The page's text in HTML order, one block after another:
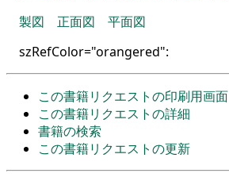
製図
正面図
平面図
szRefColor="orangered":
この書籍リクエストの印刷用画面
この書籍リクエストの詳細
書籍の検索
この書籍リクエストの更新